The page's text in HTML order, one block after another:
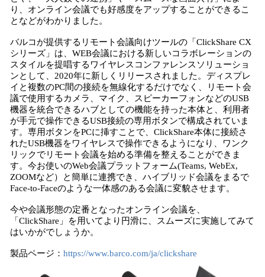
り、オンライン会議でも好感度をアップすることができるこ
となどがわかりました。
バルコが提供するリモート会議向けツールの「ClickShare CX
シリーズ」は、WEB会議における新しいコラボレーションの
スタイルを提唱するワイヤレスコンファレンスソリューショ
ンとして、2020年に新しくリリースされました。ディスプレ
イと複数のPC間の接続を無線化するだけでなく、リモート会
議で使用するカメラ、マイク、スピーカーフォンなどのUSB
機器を統合できるハブとしての機能を持った本体と、利用者
が手元で操作できるUSB接続の専用ボタンで構成されていま
す。専用ボタンをPCに挿すことで、ClickShare本体に接続さ
れたUSB機器をワイヤレスで操作できるようになり、ワンク
リックでリモート会議を始める準備を整えることができま
す。今お使いのWeb会議プラットフォーム(Teams, WebEx,
ZOOMなど）と簡単に連携でき、ハイブリッド会議をまるで
Face-to-Faceのような一体感のある会議に変貌させます。
今や会議形態の定番となったオンライン会議を、
「ClickShare」を用いてより円滑に、スムーズに実施してみて
はいかがでしょうか。
製品ページ： https://www.barco.com/ja/clickshare